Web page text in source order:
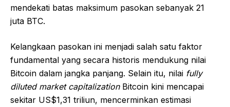
mendekati batas maksimum pasokan sebanyak 21
juta BTC.
Kelangkaan pasokan ini menjadi salah satu faktor
fundamental yang secara historis mendukung nilai
Bitcoin dalam jangka panjang. Selain itu, nilai fully
diluted market capitalizationBitcoin kini mencapai
sekitar US$1,31 triliun, mencerminkan estimasi